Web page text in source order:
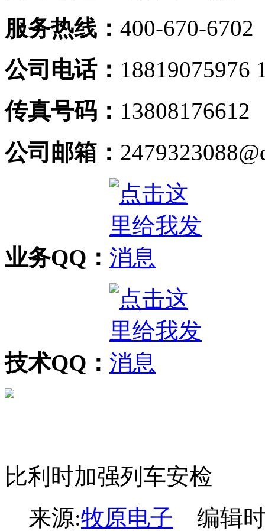
服务热线： 400-670-6702
公司电话： 18819075976
传真号码： 13808176612
公司邮箱：
业务QQ：
技术QQ：
比利时加强列车安检
来源:牧原电子 编辑时